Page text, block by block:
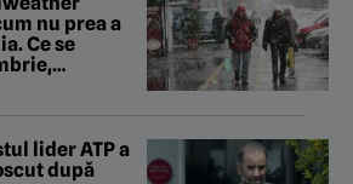
nu prea a
Ce se
2026, în
lider ATP a
după